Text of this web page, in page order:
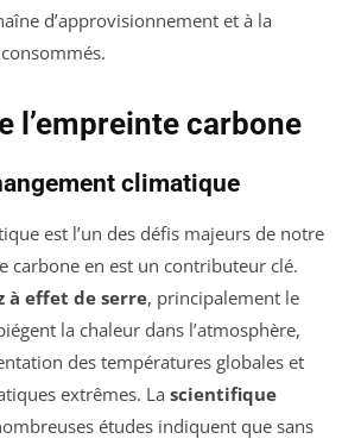
d’approvisionnement et à la
l’empreinte carbone
climatique
est l’un des défis majeurs de notre
carbone en est un contributeur clé.
à effet de serre, principalement le
la chaleur dans l’atmosphère,
des températures globales et
extrêmes. La scientifique
études indiquent que sans